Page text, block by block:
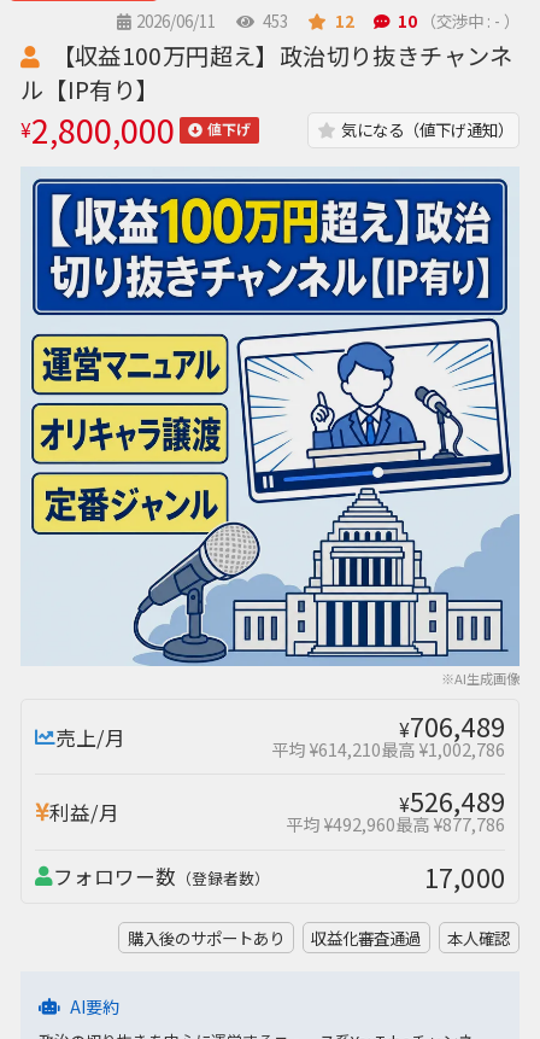
2026/06/11
453 12 10 （交渉中 : - ）
※AI生成画像
【収益100万円超え】政治切り抜きチャンネ
ル【IP有り】
¥2,800,000 値下げ 気になる（値下げ通知）
売上/月 ¥706,489
平均 ¥614,210最高 ¥1,002,786
利益/月 ¥526,489
平均 ¥492,960最高 ¥877,786
フォロワー数 （登録者数） 17,000
購入後のサポートあり 収益化審査通過 本人確認
AI要約